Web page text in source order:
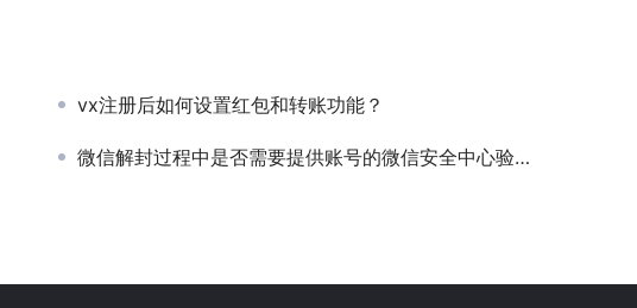
vx注册后如何设置红包和转账功能？
微信解封过程中是否需要提供账号的微信安全中心验证？